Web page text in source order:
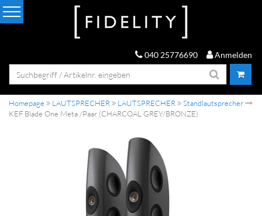
040 25776690 Anmelden
Homepage LAUTSPRECHER LAUTSPRECHER
Standlautsprecher
KEF Blade One Meta /Paar (CHARCOAL GREY/BRONZE)